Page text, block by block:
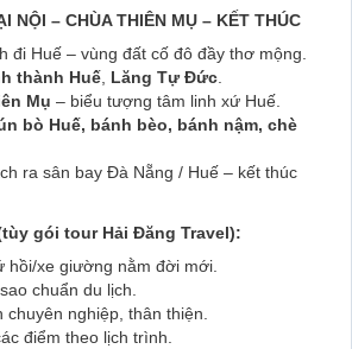
NỘI – CHÙA THIÊN MỤ – KẾT THÚC
đi Huế – vùng đất cố đô đầy thơ mộng.
thành Huế, Lăng Tự Đức.
Mụ – biểu tượng tâm linh xứ Huế.
bò Huế, bánh bèo, bánh nậm, chè
ra sân bay Đà Nẵng / Huế – kết thúc
gói tour Hải Đăng Travel):
hồi/xe giường nằm đời mới.
chuẩn du lịch.
chuyên nghiệp, thân thiện.
điểm theo lịch trình.